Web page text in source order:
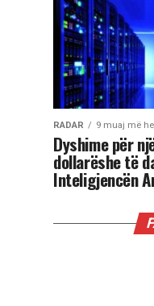
RADAR 9 muaj më
Dyshime për
dollarëshe të
Inteligjencën